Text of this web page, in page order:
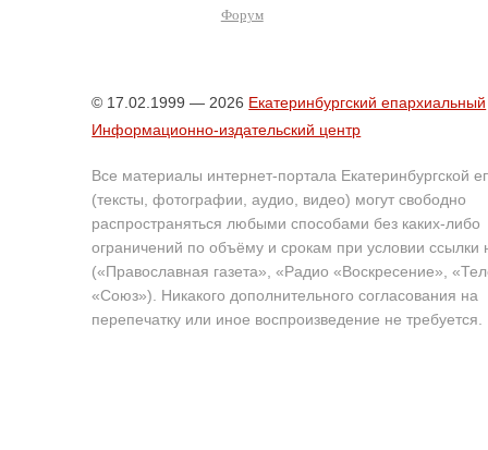
Форум
© 17.02.1999 — 2026 Екатеринбургский епархиальный
Информационно-издательский центр
Все материалы интернет-портала Екатеринбургской
(тексты, фотографии, аудио, видео) могут свободно
распространяться любыми способами без каких-либо
ограничений по объёму и срокам при условии ссылки
(«Православная газета», «Радио «Воскресение»,
«Союз»). Никакого дополнительного согласования на
перепечатку или иное воспроизведение не требуется.